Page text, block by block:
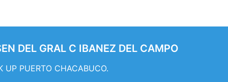
DEL GRAL C IBANEZ DEL CAMPO
PUERTO CHACABUCO.